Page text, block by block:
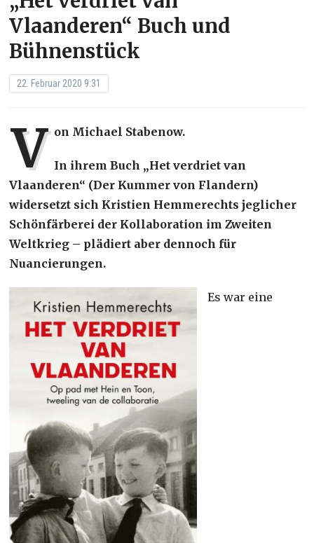
Vlaanderen“ Buch und
Bühnenstück
22. Februar 2020 9:31
V on Michael Stabenow.
In ihrem Buch „Het verdriet van
Vlaanderen“ (Der Kummer von Flandern)
widersetzt sich Kristien Hemmerechts jeglicher
Schönfärberei der Kollaboration im Zweiten
Weltkrieg – plädiert aber dennoch für
Nuancierungen.
Es war eine